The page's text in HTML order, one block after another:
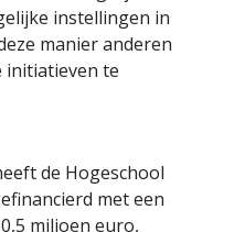
instellingen in
manier anderen
initiatieven te
de Hogeschool
met een
miljoen euro,